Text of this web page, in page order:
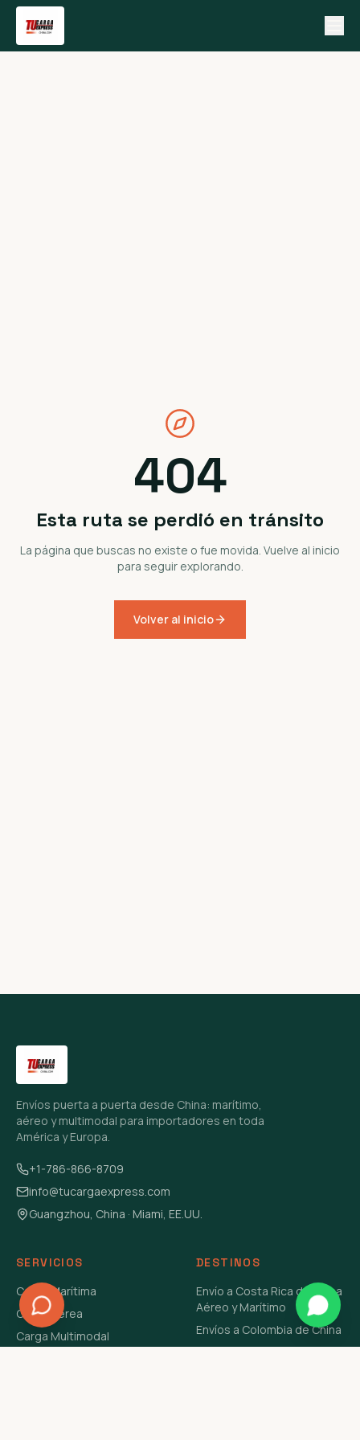
404
Esta ruta se perdió en tránsito
La página que buscas no existe o fue movida. Vuelve al inicio
para seguir explorando.
Volver al inicio
Envíos puerta a puerta desde China: marítimo,
aéreo y multimodal para importadores en toda
América y Europa.
+1-786-866-8709
info@tucargaexpress.com
Guangzhou, China · Miami, EE.UU.
SERVICIOS
Carga Marítima
Carga Aérea
Carga Multimodal
DESTINOS
Envío a Costa Rica de China
Aéreo y Marítimo
Envíos a Colombia de China